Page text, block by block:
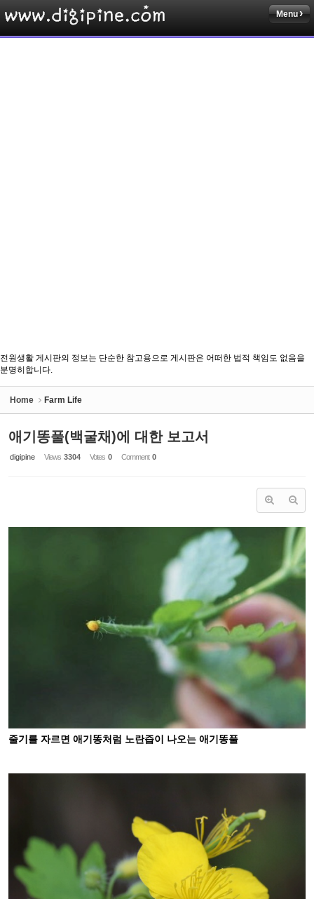
Menu
전원생활 게시판의 정보는 단순한 참고용으로 게시판은 어떠한 법적 책임도 없음을
분명히합니다.
Home Farm Life
애기똥풀(백굴채)에 대한 보고서
digipine Views 3304 Votes 0 Comment 0
줄기를 자르면 애기똥처럼 노란즙이 나오는 애기똥풀
Sketchbook5, 스케치북5